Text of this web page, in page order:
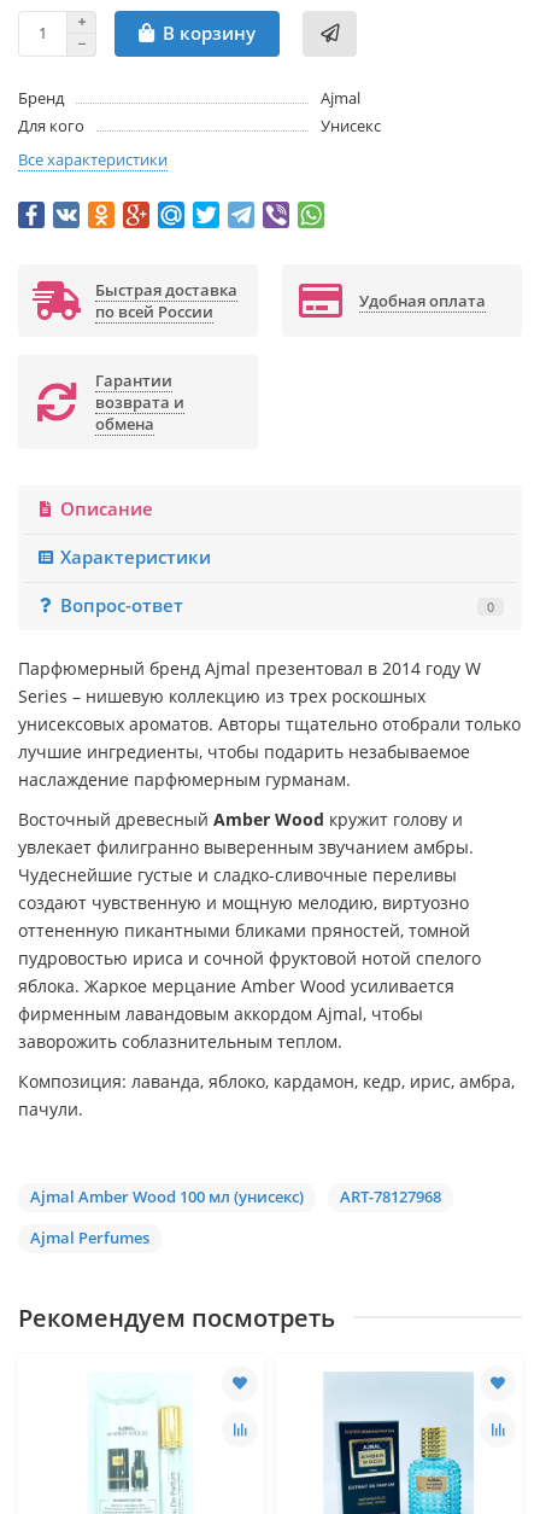
В корзину
Бренд
Ajmal
Для кого
Унисекс
Все характеристики
Быстрая доставка
по всей России
Удобная оплата
Гарантии
возврата и
обмена
Описание
Характеристики
Вопрос-ответ
0
Парфюмерный бренд Ajmal презентовал в 2014 году W
Series – нишевую коллекцию из трех роскошных
унисексовых ароматов. Авторы тщательно отобрали только
лучшие ингредиенты, чтобы подарить незабываемое
наслаждение парфюмерным гурманам.
Восточный древесный Amber Wood кружит голову и
увлекает филигранно выверенным звучанием амбры.
Чудеснейшие густые и сладко-сливочные переливы
создают чувственную и мощную мелодию, виртуозно
оттененную пикантными бликами пряностей, томной
пудровостью ириса и сочной фруктовой нотой спелого
яблока. Жаркое мерцание Amber Wood усиливается
фирменным лавандовым аккордом Ajmal, чтобы
заворожить соблазнительным теплом.
Композиция: лаванда, яблоко, кардамон, кедр, ирис, амбра,
пачули.
Ajmal Amber Wood 100 мл (унисекс)
ART-78127968
Ajmal Perfumes
Рекомендуем посмотреть